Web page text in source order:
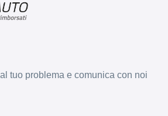
tuo problema e comunica con noi